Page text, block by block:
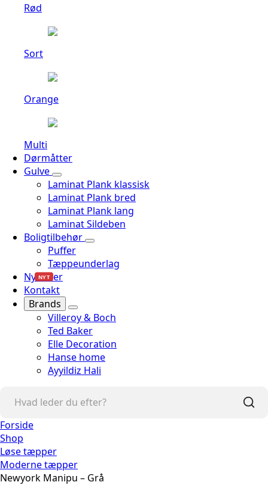
Rød
Sort
Orange
Multi
Dørmåtter
Gulve
Laminat Plank klassisk
Laminat Plank bred
Laminat Plank lang
Laminat Sildeben
Boligtilbehør
Puffer
Tæppeunderlag
Nyheder
NYT
Kontakt
Brands
Villeroy & Boch
Ted Baker
Elle Decoration
Hanse home
Ayyildiz Hali
Forside
Shop
Løse tæpper
Moderne tæpper
Newyork Manipu – Grå